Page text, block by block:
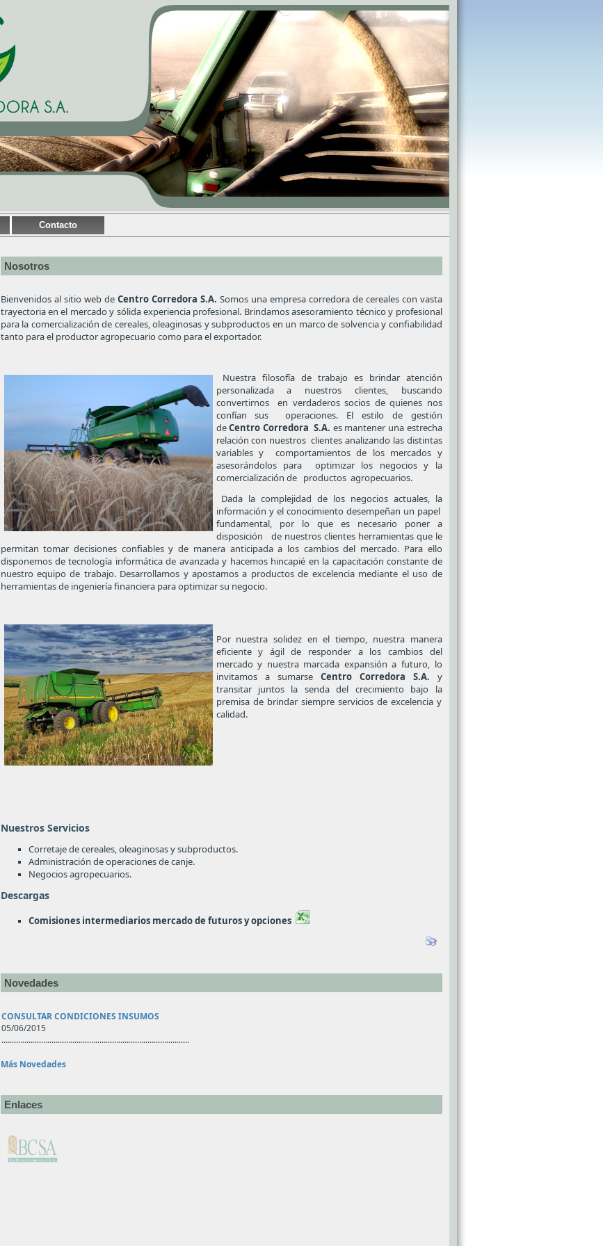
Contacto
Nosotros
Bienvenidos al sitio web de Centro Corredora S.A. Somos una empresa corredora de cereales con vasta
trayectoria en el mercado y sólida experiencia profesional. Brindamos asesoramiento técnico y profesional
para la comercialización de cereales, oleaginosas y subproductos en un marco de solvencia y confiabilidad
tanto para el productor agropecuario como para el exportador.
Nuestra filosofía de trabajo es brindar atención
personalizada a nuestros clientes, buscando
convertirnos en verdaderos socios de quienes nos
confían sus operaciones. El estilo de gestión
deCentro Corredora S.A. es mantener una estrecha
relación con nuestros clientes analizando las distintas
variables y comportamientos de los mercados y
asesorándolos para optimizar los negocios y la
comercialización de productos agropecuarios.
Dada la complejidad de los negocios actuales, la
información y el conocimiento desempeñan un papel
fundamental, por lo que es necesario poner a
disposición de nuestros clientes herramientas que le
permitan tomar decisiones confiables y de manera anticipada a los cambios del mercado. Para ello
disponemos de tecnología informática de avanzada y hacemos hincapié en la capacitación constante de
nuestro equipo de trabajo. Desarrollamos y apostamos a productos de excelencia mediante el uso de
herramientas de ingeniería financiera para optimizar su negocio.
Por nuestra solidez en el tiempo, nuestra manera
eficiente y ágil de responder a los cambios del
mercado y nuestra marcada expansión a futuro, lo
invitamos a sumarse Centro Corredora S.A. y
transitar juntos la senda del crecimiento bajo la
premisa de brindar siempre servicios de excelencia y
calidad.
Nuestros Servicios
Corretaje de cereales, oleaginosas y subproductos.
Administración de operaciones de canje.
Negocios agropecuarios.
Descargas
Comisiones intermediarios mercado de futuros y opciones
Novedades
CONSULTAR CONDICIONES INSUMOS
05/06/2015
..........................................................................................
Más Novedades
Enlaces